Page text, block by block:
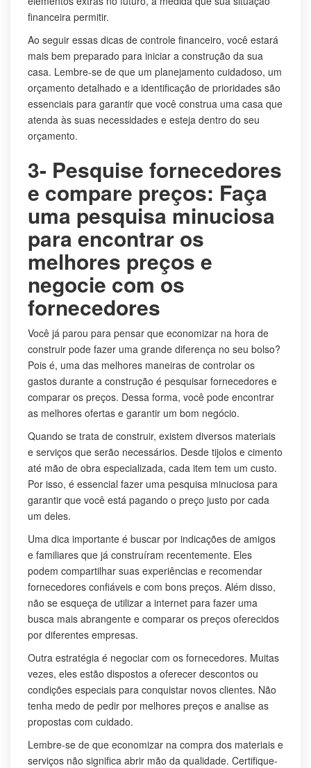
financeira permitir.
Ao seguir essas dicas de controle financeiro, você estará
mais bem preparado para iniciar a construção da sua
casa. Lembre-se de que um planejamento cuidadoso, um
orçamento detalhado e a identificação de prioridades são
essenciais para garantir que você construa uma casa que
atenda às suas necessidades e esteja dentro do seu
orçamento.
3- Pesquise fornecedores
e compare preços: Faça
uma pesquisa minuciosa
para encontrar os
melhores preços e
negocie com os
fornecedores
Você já parou para pensar que economizar na hora de
construir pode fazer uma grande diferença no seu bolso?
Pois é, uma das melhores maneiras de controlar os
gastos durante a construção é pesquisar fornecedores e
comparar os preços. Dessa forma, você pode encontrar
as melhores ofertas e garantir um bom negócio.
Quando se trata de construir, existem diversos materiais
e serviços que serão necessários. Desde tijolos e cimento
até mão de obra especializada, cada item tem um custo.
Por isso, é essencial fazer uma pesquisa minuciosa para
garantir que você está pagando o preço justo por cada
um deles.
Uma dica importante é buscar por indicações de amigos
e familiares que já construíram recentemente. Eles
podem compartilhar suas experiências e recomendar
fornecedores confiáveis e com bons preços. Além disso,
não se esqueça de utilizar a internet para fazer uma
busca mais abrangente e comparar os preços oferecidos
por diferentes empresas.
Outra estratégia é negociar com os fornecedores. Muitas
vezes, eles estão dispostos a oferecer descontos ou
condições especiais para conquistar novos clientes. Não
tenha medo de pedir por melhores preços e analise as
propostas com cuidado.
Lembre-se de que economizar na compra dos materiais e
serviços não significa abrir mão da qualidade. Certifique-